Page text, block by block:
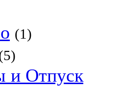
(1)
и Отпуск